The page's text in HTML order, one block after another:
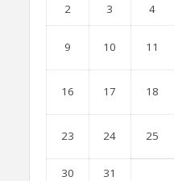
2 3 4
9 10 11
16 17 18
23 24 25
30
31